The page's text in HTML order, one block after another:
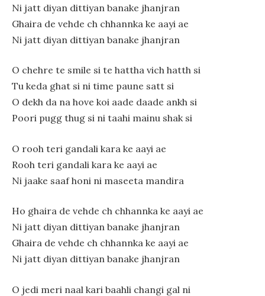
Ni jatt diyan dittiyan banake jhanjran
Ghaira de vehde ch chhannka ke aayi ae
Ni jatt diyan dittiyan banake jhanjran
O chehre te smile si te hattha vich hatth si
Tu keda ghat si ni time paune satt si
O dekh da na hove koi aade daade ankh si
Poori pugg thug si ni taahi mainu shak si
O rooh teri gandali kara ke aayi ae
Rooh teri gandali kara ke aayi ae
Ni jaake saaf honi ni maseeta mandira
Ho ghaira de vehde ch chhannka ke aayi ae
Ni jatt diyan dittiyan banake jhanjran
Ghaira de vehde ch chhannka ke aayi ae
Ni jatt diyan dittiyan banake jhanjran
O jedi meri naal kari baahli changi gal ni